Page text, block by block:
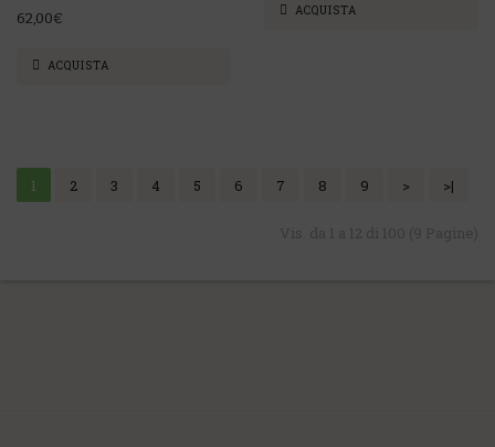
62,00€
ACQUISTA
ACQUISTA
1 2 3 4 5 6 7 8 9 > >|